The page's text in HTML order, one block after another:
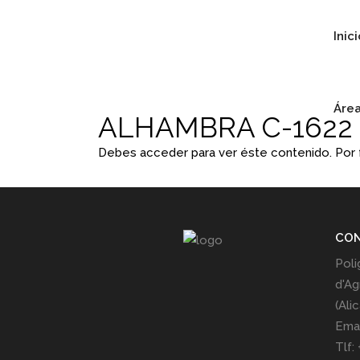
ALHAMBRA C-1622
Debes acceder para ver éste contenido.
Tlf: